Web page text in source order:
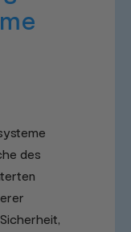
des